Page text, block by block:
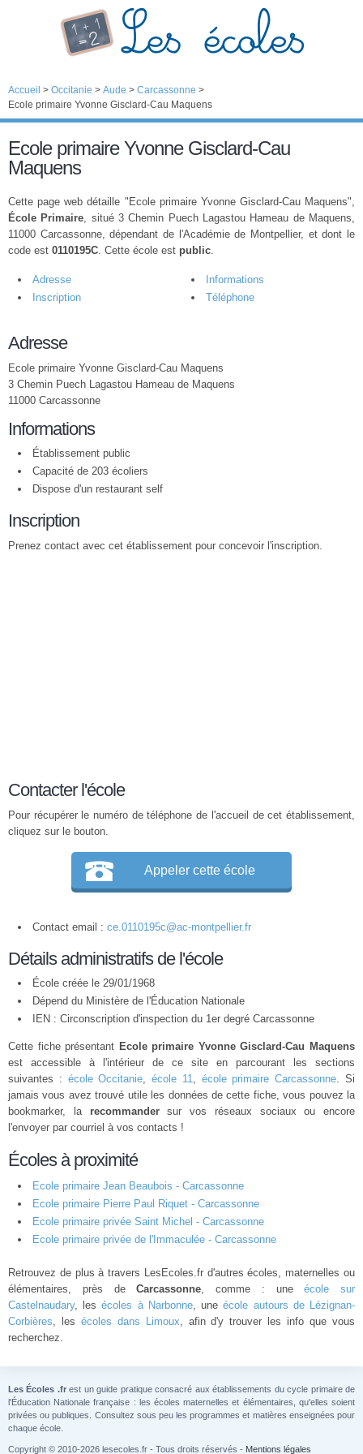
Accueil > Occitanie > Aude > Carcassonne >
Ecole primaire Yvonne Gisclard-Cau Maquens
Ecole primaire Yvonne Gisclard-Cau
Maquens
Cette page web détaille "Ecole primaire Yvonne Gisclard-Cau Maquens",
École Primaire, situé 3 Chemin Puech Lagastou Hameau de Maquens,
11000 Carcassonne, dépendant de l'Académie de Montpellier, et dont le
code est 0110195C. Cette école est public.
Adresse
Informations
Inscription
Téléphone
Adresse
Ecole primaire Yvonne Gisclard-Cau Maquens
3 Chemin Puech Lagastou Hameau de Maquens
11000 Carcassonne
Informations
Établissement public
Capacité de 203 écoliers
Dispose d'un restaurant self
Inscription
Prenez contact avec cet établissement pour concevoir l'inscription.
Contacter l'école
Pour récupérer le numéro de téléphone de l'accueil de cet établissement,
cliquez sur le bouton.
Appeler cette école
Contact email : ce.0110195c@ac-montpellier.fr
Détails administratifs de l'école
École créée le 29/01/1968
Dépend du Ministère de l'Éducation Nationale
IEN : Circonscription d'inspection du 1er degré Carcassonne
Cette fiche présentant Ecole primaire Yvonne Gisclard-Cau Maquens
est accessible à l'intérieur de ce site en parcourant les sections
suivantes : école Occitanie,école 11, école primaire Carcassonne. Si
jamais vous avez trouvé utile les données de cette fiche, vous pouvez la
bookmarker, la recommandersur vos réseaux sociaux ou encore
l'envoyer par courriel à vos contacts !
Écoles à proximité
Ecole primaire Jean Beaubois - Carcassonne
Ecole primaire Pierre Paul Riquet - Carcassonne
Ecole primaire privée Saint Michel - Carcassonne
Ecole primaire privée de l'Immaculée - Carcassonne
Retrouvez de plus à travers LesEcoles.fr d'autres écoles, maternelles ou
élémentaires, près deCarcassonne, comme : uneécole sur
Castelnaudary, lesécoles à Narbonne, uneécole autours de Lézignan-
Corbières, les écoles dans Limoux, afin d'y trouver les info que vous
recherchez.
Les Écoles .frest un guide pratique consacré aux établissements du cycle primaire de
l'Éducation Nationale française : les écoles maternelles et élémentaires, qu'elles soient
privées ou publiques. Consultez sous peu les programmes et matières enseignées pour
chaque école.
Copyright © 2010-2026 lesecoles.fr - Tous droits réservés - Mentions légales